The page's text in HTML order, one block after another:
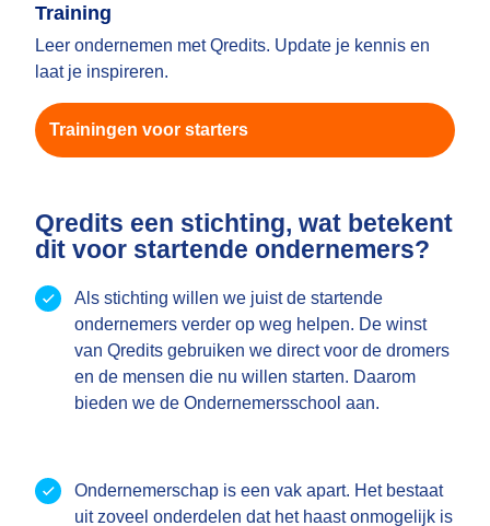
Training
Leer ondernemen met Qredits. Update je kennis en
laat je inspireren.
Trainingen voor starters
Qredits een stichting, wat betekent
dit voor startende ondernemers?
Als stichting willen we juist de startende
ondernemers verder op weg helpen. De winst
van Qredits gebruiken we direct voor de dromers
en de mensen die nu willen starten. Daarom
bieden we de Ondernemersschool aan.
Ondernemerschap is een vak apart. Het bestaat
uit zoveel onderdelen dat het haast onmogelijk is